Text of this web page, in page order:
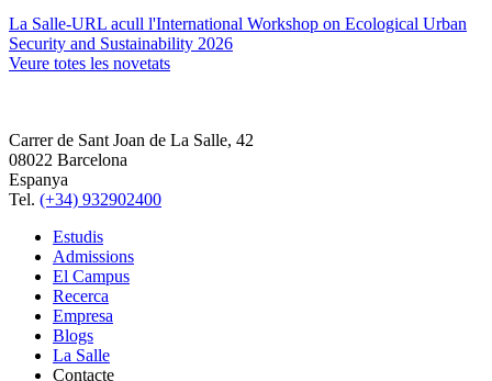
La Salle-URL acull l'International Workshop on Ecological Urban
Security and Sustainability 2026
Veure totes les novetats
Carrer de Sant Joan de La Salle, 42
08022 Barcelona
Espanya
Tel. (+34) 932902400
Estudis
Admissions
El Campus
Recerca
Empresa
Blogs
La Salle
Contacte